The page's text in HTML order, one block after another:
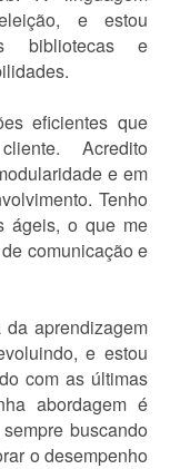
e estou
bibliotecas e
eficientes que
Acredito
e em
Tenho
ágeis, o que me
comunicação e
aprendizagem
e estou
com as últimas
abordagem é
buscando
o desempenho